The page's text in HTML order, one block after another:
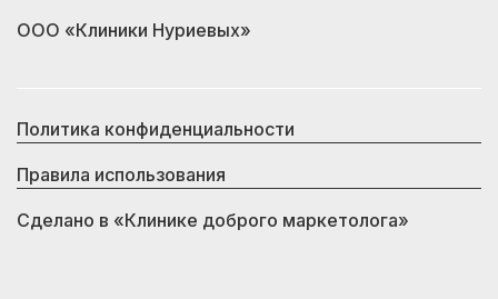
ООО «Клиники Нуриевых»
Политика конфиденциальности
Правила использования
Сделано в «Клинике доброго маркетолога»